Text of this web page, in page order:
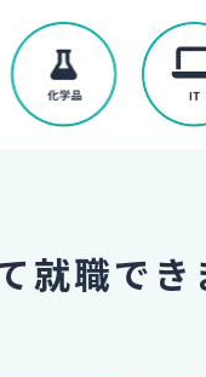
就職で